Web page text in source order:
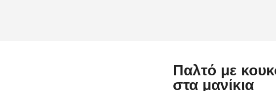
Παλτό με
στα μανίκια